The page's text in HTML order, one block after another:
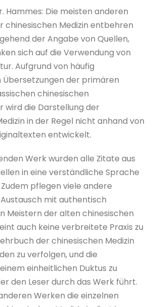
Hammes: Die meisten anderen
chinesischen Medizin entbehren
der Angabe von Quellen,
sich auf die Verwendung von
Aufgrund von häufig
Übersetzungen der primären
chinesischen
wird die Darstellung der
in der Regel nicht anhand von
entwickelt.
Werk wurden alle Zitate aus
in eine verständliche Sprache
pflegen viele andere
mit authentisch
Meistern der alten chinesischen
auch keine verbreitete Praxis zu
der chinesischen Medizin
zu verfolgen, und die
einheitlichen Duktus zu
den Leser durch das Werk führt.
Werken die einzelnen